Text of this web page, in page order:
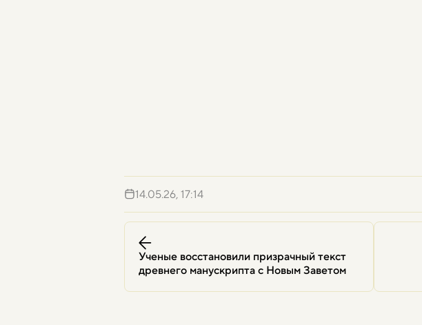
14.05.26, 17:14
Ученые восстановили призрачный текст
древнего манускрипта с Новым Заветом